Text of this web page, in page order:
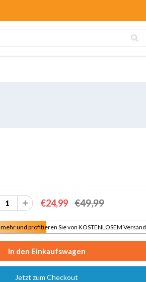
€24,99 €49,99
mehr und profitieren Sie von KOSTENLOSEM Versand
Jetzt zum Checkout